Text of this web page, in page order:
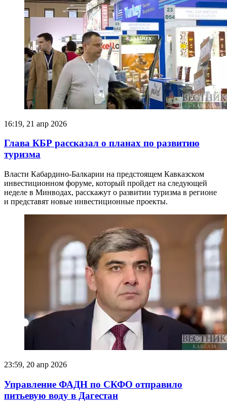
16:19, 21 апр 2026
Глава КБР рассказал о планах по развитию
туризма
Власти Кабардино-Балкарии на предстоящем Кавказском
инвестиционном форуме, который пройдет на следующей
неделе в Минводах, расскажут о развитии туризма в регионе
и представят новые инвестиционные проекты.
23:59, 20 апр 2026
Управление ФАДН по СКФО отправило
питьевую воду в Дагестан